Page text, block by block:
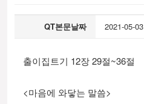
QT본문날짜 2021-05-03
출이집트기 12장 29절~36절
<마음에 와닿는 말씀>